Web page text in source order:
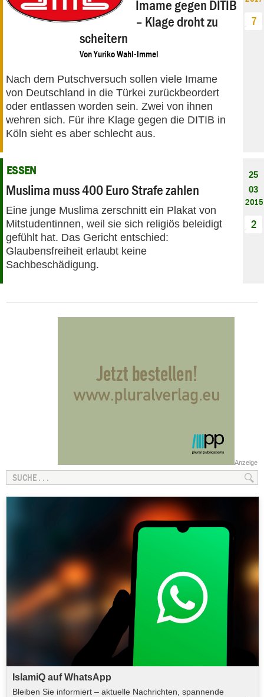
Imame gegen DITIB
– Klage droht zu
scheitern
VonYuriko Wahl-Immel
Nach dem Putschversuch sollen viele Imame
von Deutschland in die Türkei zurückbeordert
oder entlassen worden sein. Zwei von ihnen
wehren sich. Für ihre Klage gegen die DITIB in
Köln sieht es aber schlecht aus.
7
ESSEN
Muslima muss 400 Euro Strafe zahlen
Eine junge Muslima zerschnitt ein Plakat von
Mitstudentinnen, weil sie sich religiös beleidigt
gefühlt hat. Das Gericht entschied:
Glaubensfreiheit erlaubt keine
Sachbeschädigung.
25
03
2015
2
Anzeige
IslamiQ auf WhatsApp
Bleiben Sie informiert – aktuelle Nachrichten, spannende